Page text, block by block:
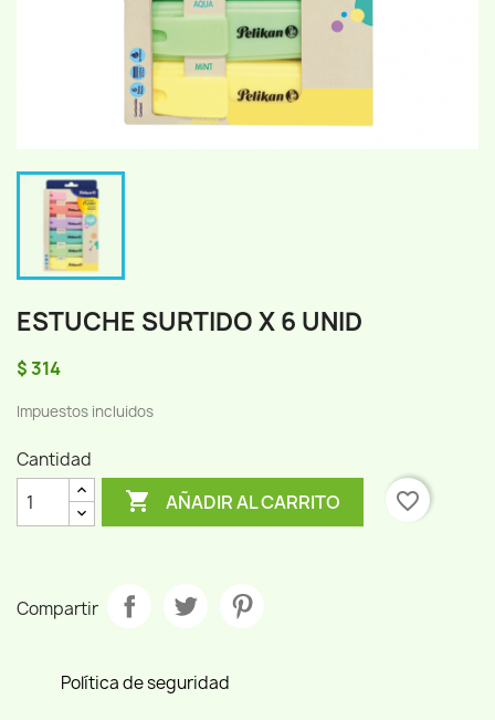
ESTUCHE SURTIDO X 6 UNID
$ 314
Impuestos incluidos
Cantidad
 AÑADIR AL CARRITO favorite_border
Compartir
Política de seguridad